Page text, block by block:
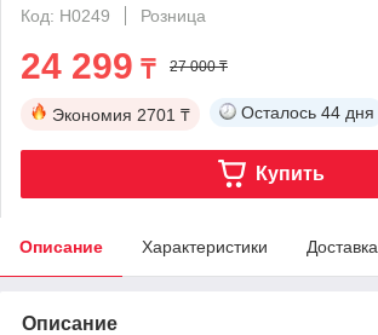
Код: H0249
Розница
24 299 ₸ 27 000 ₸
Экономия 2701 ₸ Осталось 44 дня
Купить
Описание Характеристики Доставка
Описание